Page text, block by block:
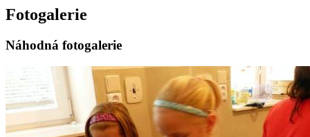
Fotogalerie
Náhodná fotogalerie